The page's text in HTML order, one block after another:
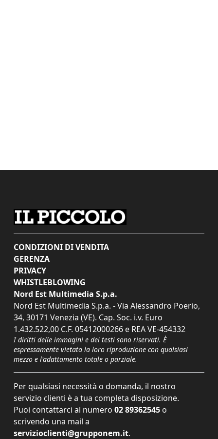
CONDIZIONI DI VENDITA
GERENZA
PRIVACY
WHISTLEBLOWING
Nord Est Multimedia S.p.a.
Nord Est Multimedia S.p.a. - Via Alessandro Poerio,
34, 30171 Venezia (VE). Cap. Soc. i.v. Euro
1.432.522,00 C.F. 05412000266 e REA VE-454332
I diritti delle immagini e dei testi sono riservati. È
espressamente vietata la loro riproduzione con qualsiasi
mezzo e l'adattamento totale o parziale.
Per qualsiasi necessità o domanda, il nostro
servizio clienti è a tua completa disposizione.
Puoi contattarci al numero 02 89362545 o
scrivendo una mail a
servizioclienti@grupponem.it.